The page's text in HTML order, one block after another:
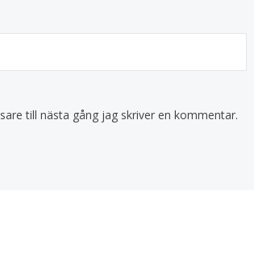
till nästa gång jag skriver en kommentar.